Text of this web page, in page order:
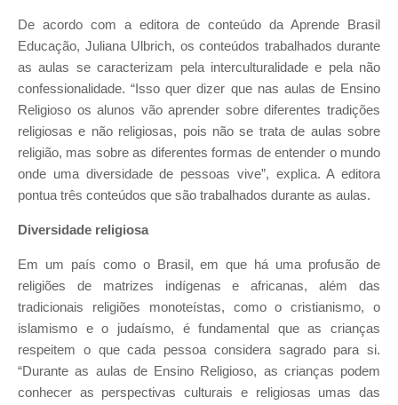
De acordo com a editora de conteúdo da Aprende Brasil
Educação, Juliana Ulbrich, os conteúdos trabalhados durante
as aulas se caracterizam pela interculturalidade e pela não
confessionalidade. “Isso quer dizer que nas aulas de Ensino
Religioso os alunos vão aprender sobre diferentes tradições
religiosas e não religiosas, pois não se trata de aulas sobre
religião, mas sobre as diferentes formas de entender o mundo
onde uma diversidade de pessoas vive”, explica. A editora
pontua três conteúdos que são trabalhados durante as aulas.
Diversidade religiosa
Em um país como o Brasil, em que há uma profusão de
religiões de matrizes indígenas e africanas, além das
tradicionais religiões monoteístas, como o cristianismo, o
islamismo e o judaísmo, é fundamental que as crianças
respeitem o que cada pessoa considera sagrado para si.
“Durante as aulas de Ensino Religioso, as crianças podem
conhecer as perspectivas culturais e religiosas umas das